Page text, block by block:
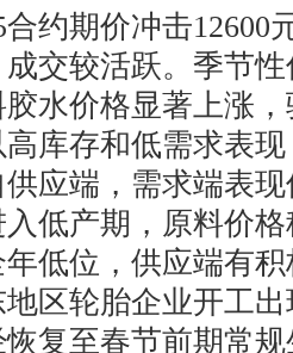
期价冲击12600
交较活跃。季节
水价格显著上涨
库存和低需求表
应端，需求端表
低产期，原料价
低位，供应端有
区轮胎企业开工
复至春节前期常